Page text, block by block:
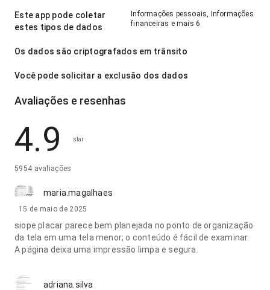
Este app pode coletar
estes tipos de dados
Informações pessoais, Informações
financeiras e mais 6
Os dados são criptografados em trânsito
Você pode solicitar a exclusão dos dados
Avaliações e resenhas
4.9 star
5954 avaliações
maria.magalhaes
15 de maio de 2025
siope placar parece bem planejada no ponto de organização
da tela em uma tela menor; o conteúdo é fácil de examinar.
A página deixa uma impressão limpa e segura.
adriana.silva